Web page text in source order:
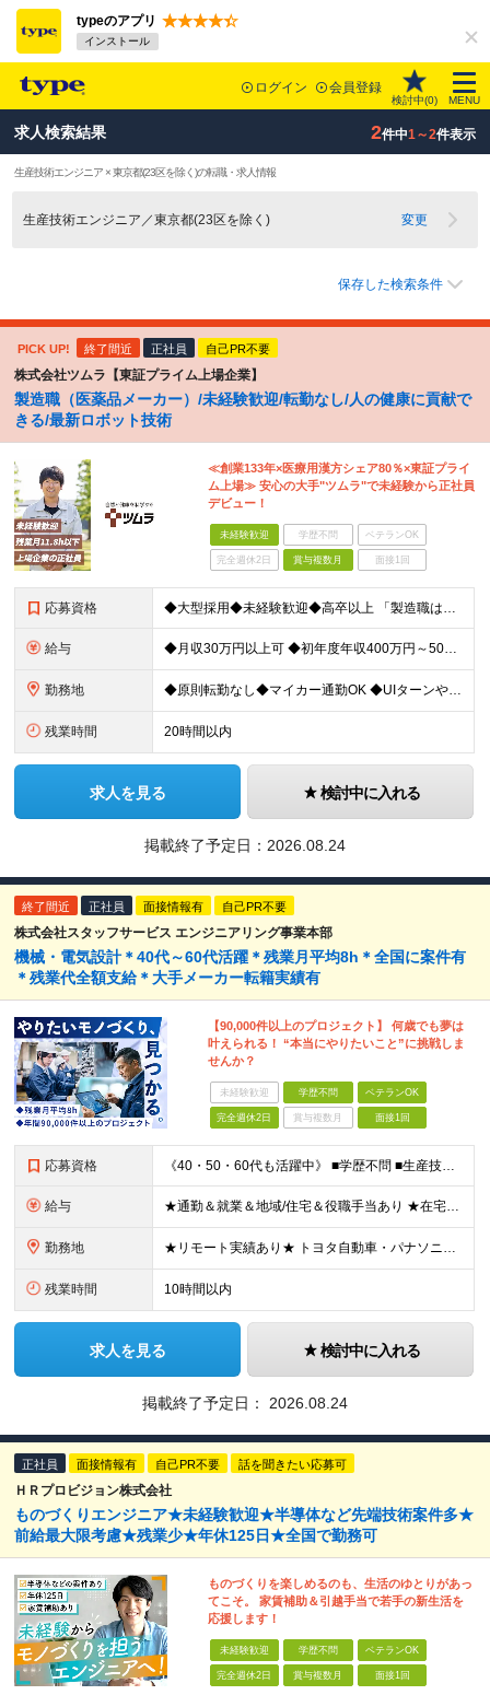
typeのアプリ
インストール
ログイン 会員登録
検討中(0) MENU
求人検索結果 2件中1～2件表示
生産技術エンジニア × 東京都(23区を除く)の転職・求人情報
生産技術エンジニア／東京都(23区を除く) 変更
保存した検索条件
PICK UP! 終了間近 正社員 自己PR不要
株式会社ツムラ【東証プライム上場企業】
製造職（医薬品メーカー）/未経験歓迎/転勤なし/人の健康に貢献で
きる/最新ロボット技術
≪創業133年×医療用漢方シェア80％×東証プライ
ム上場≫ 安心の大手"ツムラ"で未経験から正社員
デビュー！
未経験歓迎 学歴不問 ベテランOK
完全週休2日 賞与複数月 面接1回
応募資格 ◆大型採用◆未経験歓迎◆高卒以上 「製造職は初めて…」という方でも大丈夫。 イチから丁寧にお教えしますのでご安心ください。 ＼こんなアナタにピッタリ／ ◎「人の健康に貢献したい」という想いがある
給与 ◆月収30万円以上可 ◆初年度年収400万円～500万円想定 月給21万7,080円～22万7,810円＋各種手当＋賞与年2回 ★「手当」や「賞与」が手厚いため、1年目未経験でも年収400万円以上
勤務地 ◆原則転勤なし◆マイカー通勤OK ◆UIターンや移住転職歓迎。Web面接実施中 ＜茨城工場＞ 茨城県稲敷郡阿見町吉原3586 ┗クリーンで働きやすいのが魅力です。 ★豊かな自然と便利な生活環境が調
残業時間 20時間以内
求人を見る 検討中に入れる
掲載終了予定日： 2026.08.24
終了間近 正社員 面接情報有 自己PR不要
株式会社スタッフサービス エンジニアリング事業本部
機械・電気設計＊40代～60代活躍＊残業月平均8h＊全国に案件有
＊残業代全額支給＊大手メーカー転籍実績有
【90,000件以上のプロジェクト】 何歳でも夢は
叶えられる！ “本当にやりたいこと”に挑戦しま
せんか？
未経験歓迎 学歴不問 ベテランOK
完全週休2日 賞与複数月 面接1回
応募資格 《40・50・60代も活躍中》 ■学歴不問 ■生産技術・生産管理・品質保証・評価・設計いずれかの実務経験をお持ちの方 ▽こんな方にオススメです！▽ 「経験を活かして幅広いプロジェクトに携わりたい」
給与 ★通勤＆就業＆地域/住宅＆役職手当あり ★在宅勤務実績あり ★残業代は全額支給 ★選べる給与制度あり！ ■東京・神奈川・千葉・埼玉勤務の場合 月給24.5万円～55万円＋諸手当 （残業代は全額支給）
勤務地 ★リモート実績あり★ トヨタ自動車・パナソニック・東芝など大手メーカーでのポストも多数！ 全国の取引先での就業となります（沖縄を除く） 『地元で働きたい』という希望に、業界トップクラス約7,00
残業時間 10時間以内
求人を見る 検討中に入れる
掲載終了予定日： 2026.08.24
正社員 面接情報有 自己PR不要 話を聞きたい応募可
ＨＲプロビジョン株式会社
ものづくりエンジニア★未経験歓迎★半導体など先端技術案件多★
前給最大限考慮★残業少★年休125日★全国で勤務可
ものづくりを楽しめるのも、生活のゆとりがあっ
てこそ。 家賃補助＆引越手当で若手の新生活を
応援します！
未経験歓迎 学歴不問 ベテランOK
完全週休2日 賞与複数月 面接1回